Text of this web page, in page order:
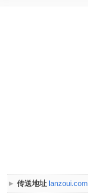
传送地址 lanzoui.com